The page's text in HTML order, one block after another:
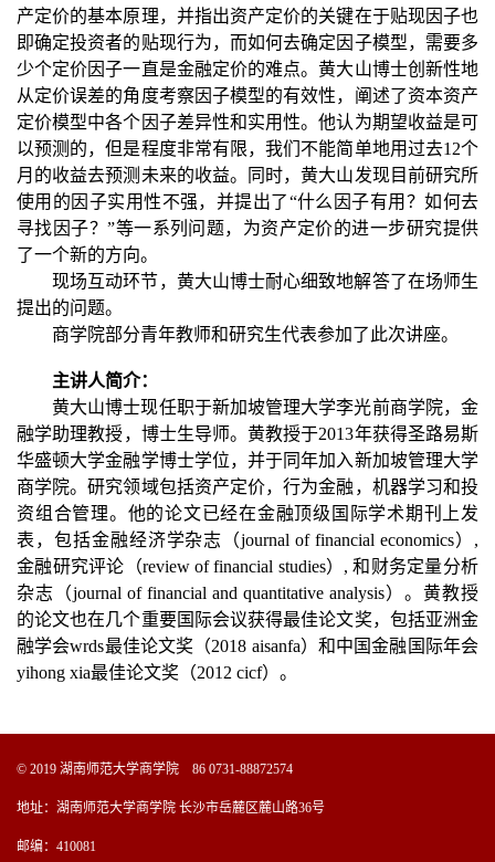
产定价的基本原理，并指出资产定价的关键在于贴现因子也
即确定投资者的贴现行为，而如何去确定因子模型，需要多
少个定价因子一直是金融定价的难点。黄大山博士创新性地
从定价误差的角度考察因子模型的有效性，阐述了资本资产
定价模型中各个因子差异性和实用性。他认为期望收益是可
以预测的，但是程度非常有限，我们不能简单地用过去12个
月的收益去预测未来的收益。同时，黄大山发现目前研究所
使用的因子实用性不强，并提出了“什么因子有用？如何去
寻找因子？”等一系列问题，为资产定价的进一步研究提供
了一个新的方向。
现场互动环节，黄大山博士耐心细致地解答了在场师生
提出的问题。
商学院部分青年教师和研究生代表参加了此次讲座。
主讲人简介：
黄大山博士现任职于新加坡管理大学李光前商学院，金
融学助理教授，博士生导师。黄教授于2013年获得圣路易斯
华盛顿大学金融学博士学位，并于同年加入新加坡管理大学
商学院。研究领域包括资产定价，行为金融，机器学习和投
资组合管理。他的论文已经在金融顶级国际学术期刊上发
表，包括金融经济学杂志（journal of financial economics）,
金融研究评论（review of financial studies）, 和财务定量分析
杂志（journal of financial and quantitative analysis）。黄教授
的论文也在几个重要国际会议获得最佳论文奖，包括亚洲金
融学会wrds最佳论文奖（2018 aisanfa）和中国金融国际年会
yihong xia最佳论文奖（2012 cicf）。
© 2019 湖南师范大学商学院 86 0731-88872574
地址：湖南师范大学商学院 长沙市岳麓区麓山路36号
邮编：410081